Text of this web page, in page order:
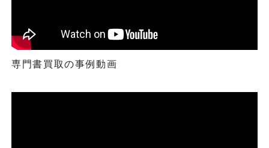
専門書買取の事例動画